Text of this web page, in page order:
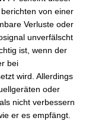
von einer
Verluste oder
unverfälscht
ist, wenn der
bei
wird. Allerdings
oder
nicht verbessern
er es empfängt.